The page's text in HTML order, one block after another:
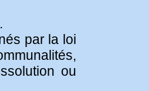
par la loi
ou